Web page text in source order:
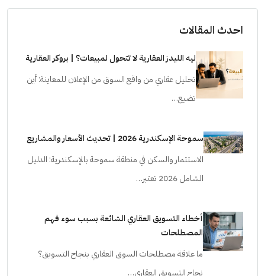
احدث المقالات
ليه الليدز العقارية لا تتحول لمبيعات؟ | بروكر العقارية
تحليل عقاري من واقع السوق من الإعلان للمعاينة: أين
تضيع…
سموحة الإسكندرية 2026 | تحديث الأسعار والمشاريع
الاستثمار والسكن في منطقة سموحة بالإسكندرية: الدليل
الشامل 2026 تعتبر…
أخطاء التسويق العقاري الشائعة بسبب سوء فهم
المصطلحات
ما علاقة مصطلحات السوق العقاري بنجاح التسويق؟
نجاح التسويق العقاري…